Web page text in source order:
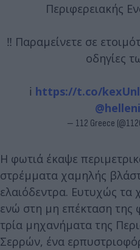
Περιφερειακής
‼️ Παραμείνετε σε
οδηγίες
ℹ️ https://t.co/
— 112 Greece
Η φωτιά έκαψε
στρέμματα χαμηλής
ελαιόδεντρα. Ευτυχώς τα
ενώ στη μη επέκταση της
τρία μηχανήματα της
Σερρών, ένα